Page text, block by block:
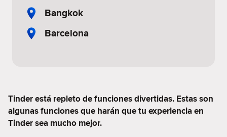
Bangkok
Barcelona
Tinder está repleto de funciones divertidas. Estas son
algunas funciones que harán que tu experiencia en
Tinder sea mucho mejor.